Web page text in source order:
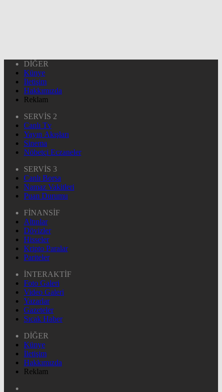
DİĞER
Künye
İletişim
Hakkımızda
Reklam
SERVİS 2
Canlı Tv
Yayın Akışları
Sinema
Nöbetçi Eczaneler
SERVİS 3
Canlı Borsa
Namaz Vakitleri
Puan Durumu
FİNANSİF
Altınlar
Dövizler
Hisseler
Kripto Paralar
Pariteler
İNTERAKTİF
Foto Galeri
Video Galeri
Yazarlar
Gazeteler
Sıcak Haber
DİĞER
Künye
İletişim
Hakkımızda
Reklam